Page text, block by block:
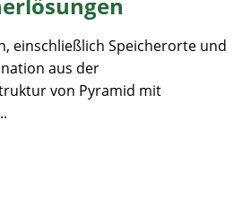
einschließlich Speicherorte und
aus der
von Pyramid mit